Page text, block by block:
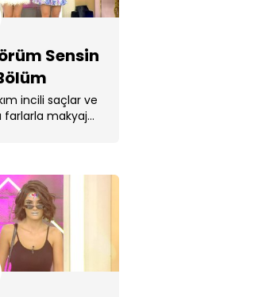
Bölüm
Bölüm
Sensin
incili saçlar ve
farlarla makyaj